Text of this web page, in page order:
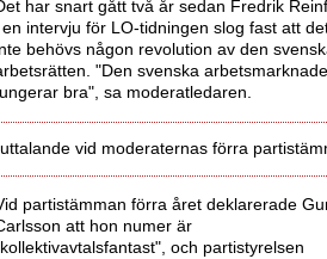
har snart gått två år sedan Fredrik
en intervju för LO-tidningen slog fast att
behövs någon revolution av den
"Den svenska
bra", sa moderatledaren.
vid moderaternas förra
partistämman förra året deklarerade
att hon numer är
och partistyrelsen